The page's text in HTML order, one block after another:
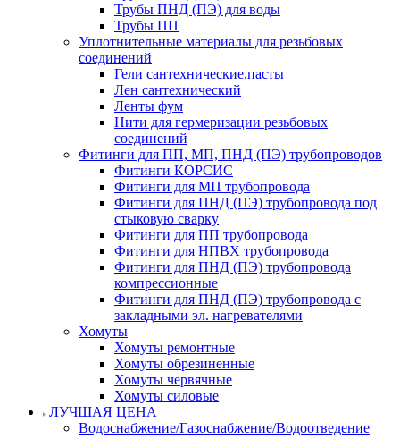
Трубы ПНД (ПЭ) для воды
Трубы ПП
Уплотнительные материалы для резьбовых
соединений
Гели сантехнические,пасты
Лен сантехнический
Ленты фум
Нити для гермеризации резьбовых
соединений
Фитинги для ПП, МП, ПНД (ПЭ) трубопроводов
Фитинги КОРСИС
Фитинги для МП трубопровода
Фитинги для ПНД (ПЭ) трубопровода под
стыковую сварку
Фитинги для ПП трубопровода
Фитинги для НПВХ трубопровода
Фитинги для ПНД (ПЭ) трубопровода
компрессионные
Фитинги для ПНД (ПЭ) трубопровода с
закладными эл. нагревателями
Хомуты
Хомуты ремонтные
Хомуты обрезиненные
Хомуты червячные
Хомуты силовые
ЛУЧШАЯ ЦЕНА
Водоснабжение/Газоснабжение/Водоотведение